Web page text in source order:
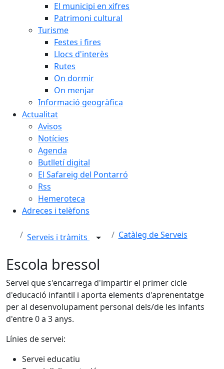
El municipi en xifres
Patrimoni cultural
Turisme
Festes i fires
Llocs d'interès
Rutes
On dormir
On menjar
Informació geogràfica
Actualitat
Avisos
Notícies
Agenda
Butlletí digital
El Safareig del Pontarró
Rss
Hemeroteca
Adreces i telèfons
Serveis i tràmits Catàleg de Serveis
Escola bressol
Servei que s'encarrega d'impartir el primer cicle
d'educació infantil i aporta elements d'aprenentatge
per al desenvolupament personal dels/de les infants
d'entre 0 a 3 anys.
Línies de servei:
Servei educatiu